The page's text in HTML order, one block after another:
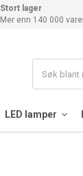
Stort lager
Mer enn 140 000
LED lamper